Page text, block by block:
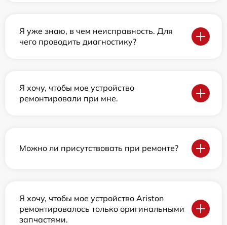
Я уже знаю, в чем неисправность. Для
чего проводить диагностику?
Я хочу, чтобы мое устройство
ремонтировали при мне.
Можно ли присутствовать при ремонте?
Я хочу, чтобы мое устройство Ariston
ремонтировалось только оригинальными
запчастями.